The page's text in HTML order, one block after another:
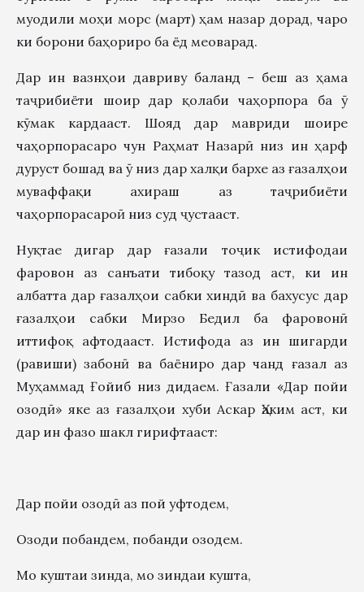
муодили моҳи морс (март) ҳам назар дорад, чаро
ки борони баҳориро ба ёд меоварад.
Дар ин вазнҳои давриву баланд – беш аз ҳама
таҷрибиёти шоир дар қолаби чаҳорпора ба ӯ
кӯмак кардааст. Шояд дар мавриди шоире
чаҳорпорасаро чун Раҳмат Назарӣ низ ин ҳарф
дуруст бошад ва ӯ низ дар халқи бархе аз ғазалҳои
муваффақи ахираш аз таҷрибиёти
чаҳорпорасароӣ низ суд ҷустааст.
Нуқтае дигар дар ғазали тоҷик истифодаи
фаровон аз санъати тибоқу тазод аст, ки ин
албатта дар ғазалҳои сабки хиндӣ ва бахусус дар
ғазалҳои сабки Мирзо Бедил ба фаровонӣ
иттифоқ афтодааст. Истифода аз ин шигарди
(равиши) забонӣ ва баёниро дар чанд ғазал аз
Муҳаммад Ғойиб низ дидаем. Ғазали «Дар пойи
озодӣ» яке аз ғазалҳои хуби Аскар Ҳаким аст, ки
дар ин фазо шакл гирифтааст:
Дар пойи озодӣ аз пой уфтодем,
Озоди побандем, побанди озодем.
Мо куштаи зинда, мо зиндаи кушта,